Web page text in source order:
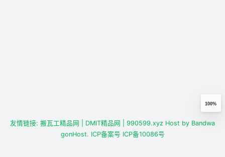
100%
友情链接: 搬瓦工精品网 | DMIT精品网 | 990599.xyz Host by Bandwa
gonHost. ICP备案号 ICP备10086号